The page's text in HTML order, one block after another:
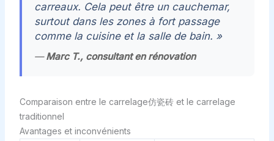
carreaux. Cela peut être un cauchemar,
surtout dans les zones à fort passage
comme la cuisine et la salle de bain. »
—Marc T., consultant en rénovation
Comparaison entre le carrelage仿瓷砖 et le carrelage
traditionnel
Avantages et inconvénients